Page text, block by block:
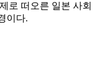
로 떠오른 일본 사회
이다.